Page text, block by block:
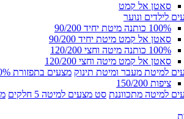
סאטן אל קמט
לילדים ונוער
100% כותנה מיטת יחיד 90/200
סאטן אל קמט מיטת יחיד 90/200
100% כותנה מיטה וחצי 120/200
סאטן אל קמט מיטה וחצי 120/200
למיטת מעבר ומיטת תינוק מצעים בתפזורת 100% כותנה
ציפות 150/200
למיטה מתכווננת סט מצעים למיטה 5 חלקים